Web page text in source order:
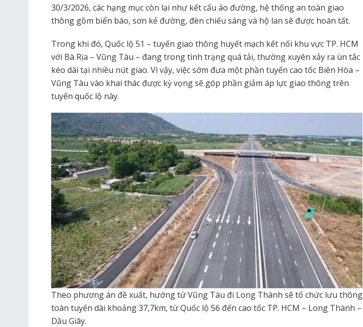
30/3/2026, các hạng mục còn lại như kết cấu áo đường, hệ thống an toàn giao
thông gồm biển báo, sơn kẻ đường, đèn chiếu sáng và hộ lan sẽ được hoàn tất.
Trong khi đó, Quốc lộ 51 – tuyến giao thông huyết mạch kết nối khu vực TP. HCM
với Bà Rịa – Vũng Tàu – đang trong tình trạng quá tải, thường xuyên xảy ra ùn tắc
kéo dài tại nhiều nút giao. Vì vậy, việc sớm đưa một phần tuyến cao tốc Biên Hòa –
Vũng Tàu vào khai thác được kỳ vọng sẽ góp phần giảm áp lực giao thông trên
tuyến quốc lộ này.
Theo phương án đề xuất, hướng từ Vũng Tàu đi Long Thành sẽ tổ chức lưu thông
toàn tuyến dài khoảng 37,7km, từ Quốc lộ 56 đến cao tốc TP. HCM – Long Thành –
Dầu Giây.